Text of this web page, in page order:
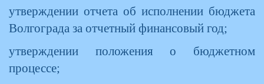
утверждении отчета об исполнении бюджета
Волгограда за отчетный финансовый год;
утверждении положения о бюджетном
процессе;